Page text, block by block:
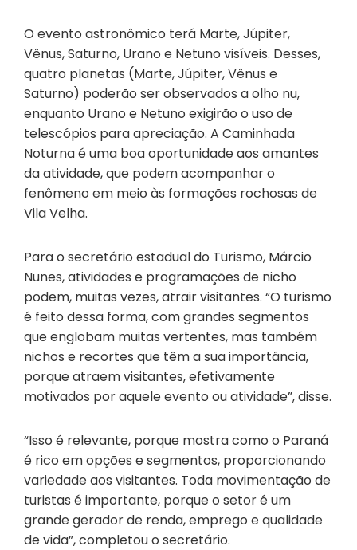
O evento astronômico terá Marte, Júpiter,
Vênus, Saturno, Urano e Netuno visíveis. Desses,
quatro planetas (Marte, Júpiter, Vênus e
Saturno) poderão ser observados a olho nu,
enquanto Urano e Netuno exigirão o uso de
telescópios para apreciação. A Caminhada
Noturna é uma boa oportunidade aos amantes
da atividade, que podem acompanhar o
fenômeno em meio às formações rochosas de
Vila Velha.
Para o secretário estadual do Turismo, Márcio
Nunes, atividades e programações de nicho
podem, muitas vezes, atrair visitantes. “O turismo
é feito dessa forma, com grandes segmentos
que englobam muitas vertentes, mas também
nichos e recortes que têm a sua importância,
porque atraem visitantes, efetivamente
motivados por aquele evento ou atividade”, disse.
“Isso é relevante, porque mostra como o Paraná
é rico em opções e segmentos, proporcionando
variedade aos visitantes. Toda movimentação de
turistas é importante, porque o setor é um
grande gerador de renda, emprego e qualidade
de vida”, completou o secretário.